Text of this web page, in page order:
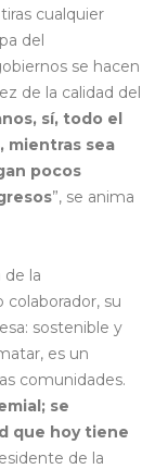
cualquier
del
se hacen
de la calidad del
sí, todo el
mientras sea
pocos
”, se anima
la
su
sostenible y
es un
comunidades.
se
que hoy tiene
de la